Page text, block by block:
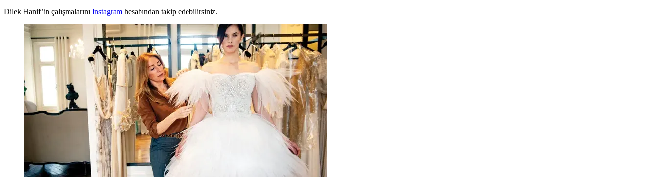
Dilek Hanif’in çalışmalarını Instagram hesabından takip edebilirsiniz.